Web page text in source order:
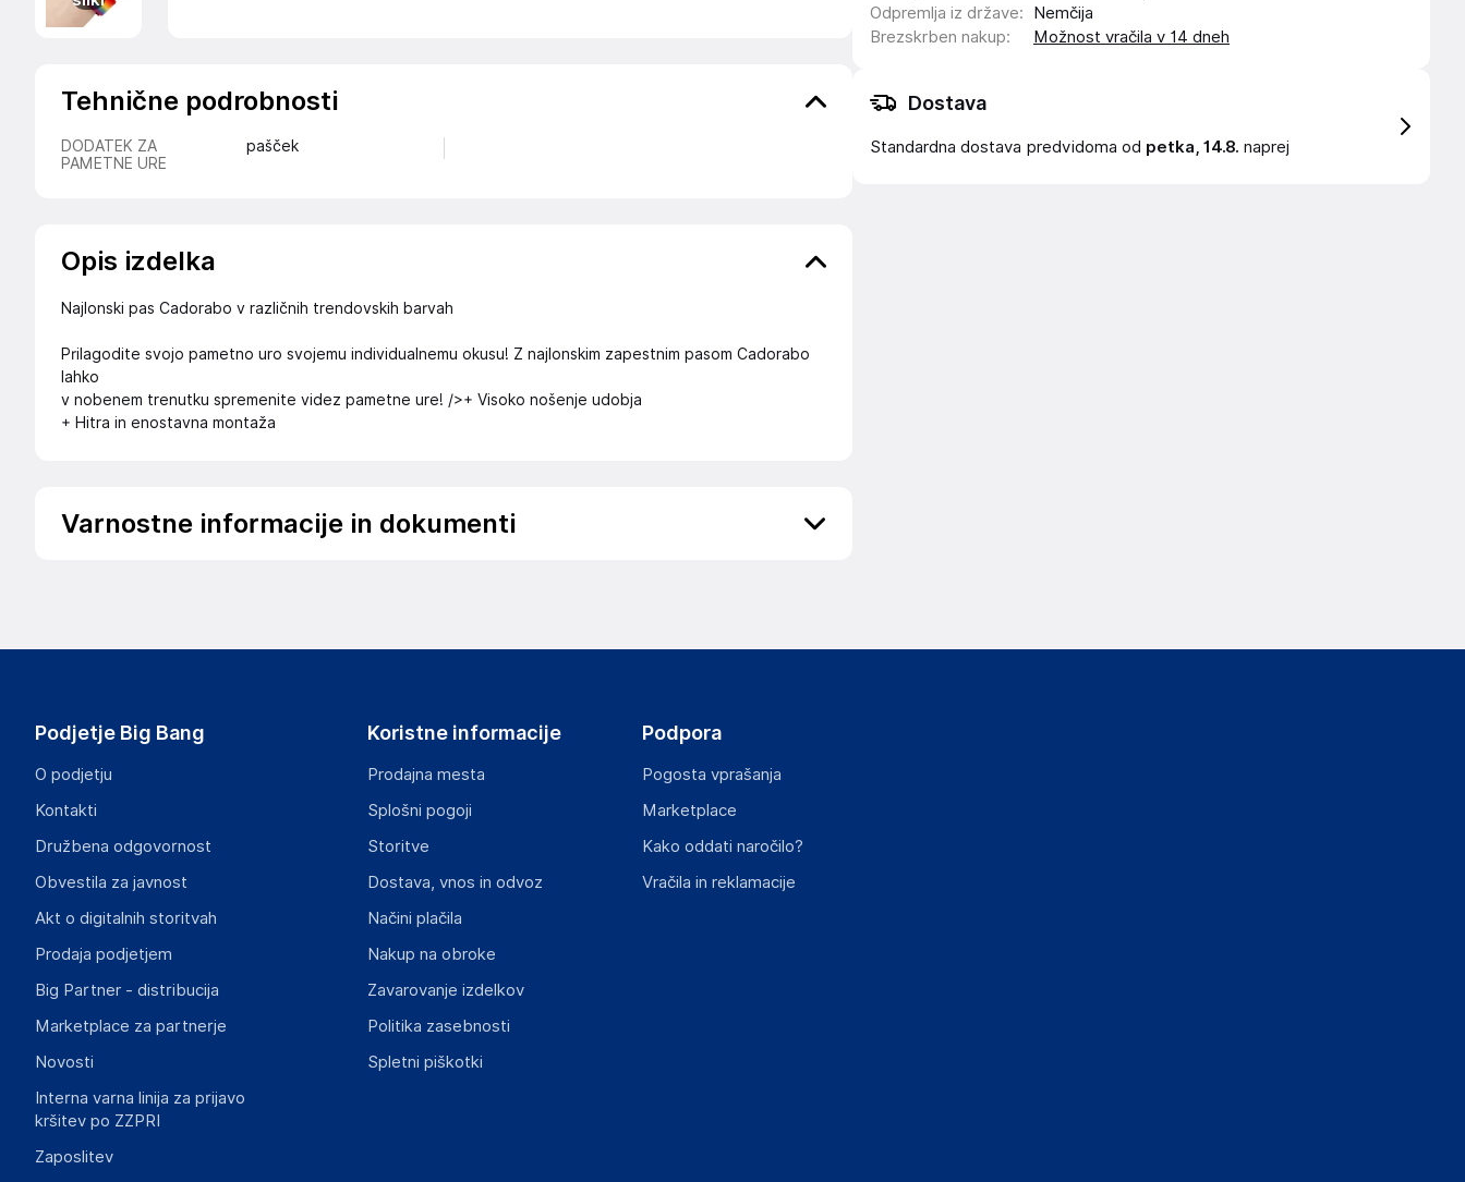
Tehnične podrobnosti
DODATEK ZA
PAMETNE URE
pašček
Opis izdelka
Najlonski pas Cadorabo v različnih trendovskih barvah
Prilagodite svojo pametno uro svojemu individualnemu okusu! Z najlonskim zapestnim pasom Cadorabo
lahko
v nobenem trenutku spremenite videz pametne ure! />+ Visoko nošenje udobja
+ Hitra in enostavna montaža
Varnostne informacije in dokumenti
Slike o varnosti izdelka vsebujejo opozorila na embalaži izdelka in lahko vključujejo ključne varnostne
Produktni dokumenti z opozorili ter varnostnimi in drugimi ključnimi informacijami, povezanimi z določenim
izdelkom.
Odpremlja iz države:
Nemčija
Brezskrben nakup: Možnost vračila v 14 dneh
Dostava
Standardna dostava predvidoma od petka, 14.8. naprej
Podjetje Big Bang
O podjetju
Kontakti
Družbena odgovornost
Obvestila za javnost
Akt o digitalnih storitvah
Prodaja podjetjem
Big Partner - distribucija
Marketplace za partnerje
Novosti
Interna varna linija za prijavo
kršitev po ZZPRI
Zaposlitev
Koristne informacije
Prodajna mesta
Splošni pogoji
Storitve
Dostava, vnos in odvoz
Načini plačila
Nakup na obroke
Zavarovanje izdelkov
Politika zasebnosti
Spletni piškotki
Podpora
Pogosta vprašanja
Marketplace
Kako oddati naročilo?
Vračila in reklamacije